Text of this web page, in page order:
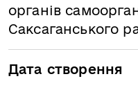
органів
Саксаганського
Дата створення